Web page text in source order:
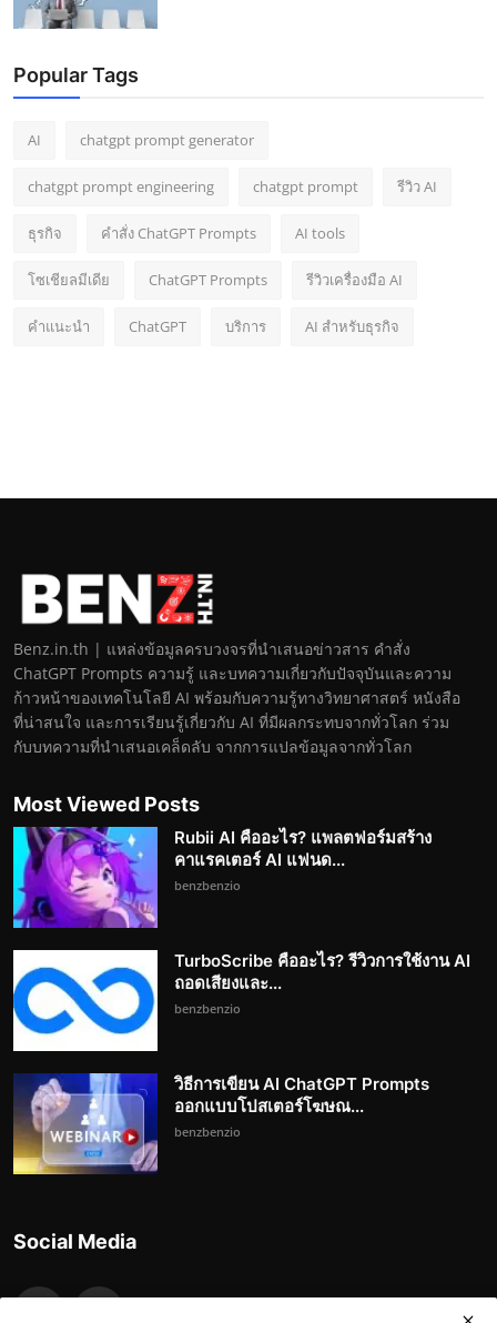
Popular Tags
AI chatgpt prompt generator
chatgpt prompt engineering chatgpt prompt รีวิว AI
ธุรกิจ คำสั่ง ChatGPT Prompts AI tools
โซเชียลมีเดีย ChatGPT Prompts รีวิวเครื่องมือ AI
คำแนะนำ ChatGPT บริการ AI สำหรับธุรกิจ
Benz.in.th | แหล่งข้อมูลครบวงจรที่นำเสนอข่าวสาร คำสั่ง
ChatGPT Prompts ความรู้ และบทความเกี่ยวกับปัจจุบันและความ
ก้าวหน้าของเทคโนโลยี AI พร้อมกับความรู้ทางวิทยาศาสตร์ หนังสือ
ที่น่าสนใจ และการเรียนรู้เกี่ยวกับ AI ที่มีผลกระทบจากทั่วโลก ร่วม
กับบทความที่นำเสนอเคล็ดลับ จากการแปลข้อมูลจากทั่วโลก
Most Viewed Posts
Rubii AI คืออะไร? แพลตฟอร์มสร้าง
คาแรคเตอร์ AI แฟนด...
benzbenzio
TurboScribe คืออะไร? รีวิวการใช้งาน AI
ถอดเสียงและ...
benzbenzio
วิธีการเขียน AI ChatGPT Prompts
ออกแบบโปสเตอร์โฆษณ...
benzbenzio
Social Media